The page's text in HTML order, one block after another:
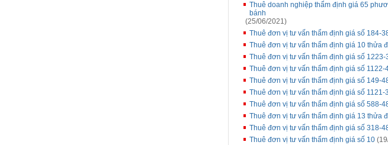
Thuê doanh nghiệp thẩm định giá 65
bánh
(25/06/2021)
Thuê đơn vị tư vấn thẩm định giá số 184-
Thuê đơn vị tư vấn thẩm định giá 10 thửa
Thuê đơn vị tư vấn thẩm định giá số
Thuê đơn vị tư vấn thẩm định giá số 1122-
Thuê đơn vị tư vấn thẩm định giá số 149-
Thuê đơn vị tư vấn thẩm định giá số 1121-
Thuê đơn vị tư vấn thẩm định giá số 588-
Thuê đơn vị tư vấn thẩm định giá 13 thửa
Thuê đơn vị tư vấn thẩm định giá số 318-
Thuê đơn vị tư vấn thẩm định giá số 10